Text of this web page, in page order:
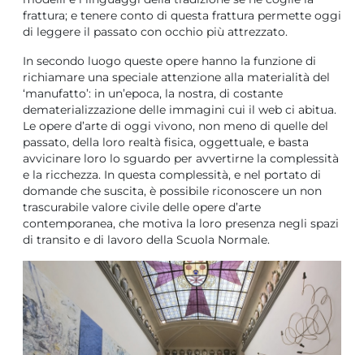
frattura; e tenere conto di questa frattura permette oggi
di leggere il passato con occhio più attrezzato.
In secondo luogo queste opere hanno la funzione di
richiamare una speciale attenzione alla materialità del
‘manufatto’: in un’epoca, la nostra, di costante
dematerializzazione delle immagini cui il web ci abitua.
Le opere d’arte di oggi vivono, non meno di quelle del
passato, della loro realtà fisica, oggettuale, e basta
avvicinare loro lo sguardo per avvertirne la complessità
e la ricchezza. In questa complessità, e nel portato di
domande che suscita, è possibile riconoscere un non
trascurabile valore civile delle opere d’arte
contemporanea, che motiva la loro presenza negli spazi
di transito e di lavoro della Scuola Normale.